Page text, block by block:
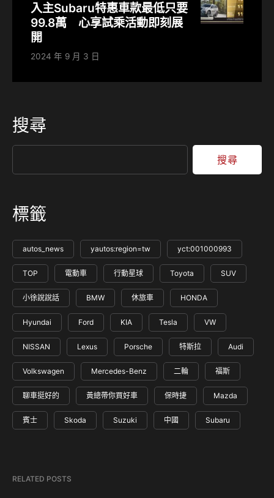
入主Subaru特惠車款最低只要
99.8萬 心享試乘活動即刻展
開
2024 年 9 月 3 日
搜尋
搜尋
標籤
autos_news yautos:region=tw yct:001000993
TOP 電動車 行動星球 Toyota SUV
小徐說說話 BMW 休旅車 HONDA
Hyundai Ford KIA Tesla VW
NISSAN Lexus Porsche 特斯拉 Audi
Volkswagen Mercedes-Benz 二輪 福斯
聊車挺好的 黃總帶你買好車 保時捷 Mazda
賓士 Skoda Suzuki 中國 Subaru
RELATED POSTS